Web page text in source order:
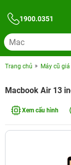
1900.0351
Trang chủ Máy cũ giá
Macbook Air 13
Xem cấu hình